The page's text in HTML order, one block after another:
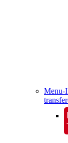
Menu-